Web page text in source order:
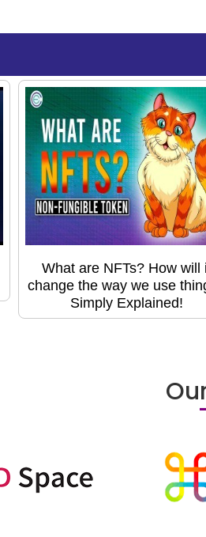
What are NFTs? How will
change the way we use
Simply Explained!